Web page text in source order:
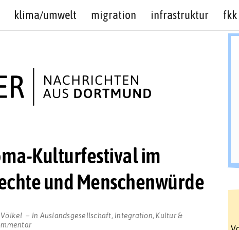
klima/umwelt migration infrastruktur fkk
Kulturfestival im
und Menschenwürde
In Auslandsgesellschaft Integration Kultur &
zu